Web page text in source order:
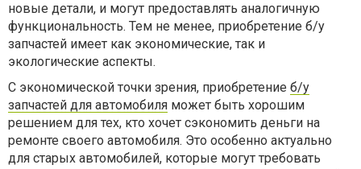
новые детали, и могут предоставлять аналогичную
функциональность. Тем не менее, приобретение б/у
запчастей имеет как экономические, так и
экологические аспекты.
С экономической точки зрения, приобретение б/у
запчастей для автомобиля может быть хорошим
решением для тех, кто хочет сэкономить деньги на
ремонте своего автомобиля. Это особенно актуально
для старых автомобилей, которые могут требовать